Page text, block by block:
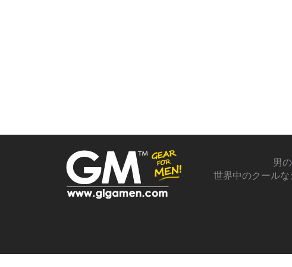
男
世界中のクール